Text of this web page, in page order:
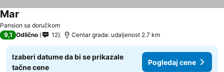
Pansion sa doručkom
Mar
9,1 Odlično 12 Centar grada: udaljenost 2.7 km
Izaberi datume da bi se prikazale
tačne cene
Pogledaj cene